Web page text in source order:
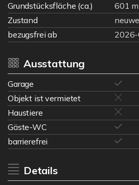
Grundstücksfläche (ca.)
601
Zustand
bezugsfrei ab
Ausstattung
Garage
Objekt ist vermietet
Haustiere
Gäste-WC
barrierefrei
Details